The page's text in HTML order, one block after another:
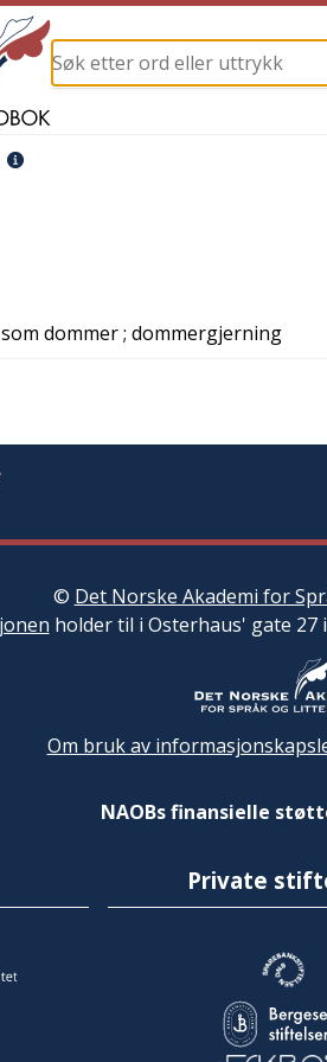
dommer; dommergjerning
© Det Norske Akademi for
holder til i Osterhaus' gate 27
Om bruk av
NAOBs finansielle
Private